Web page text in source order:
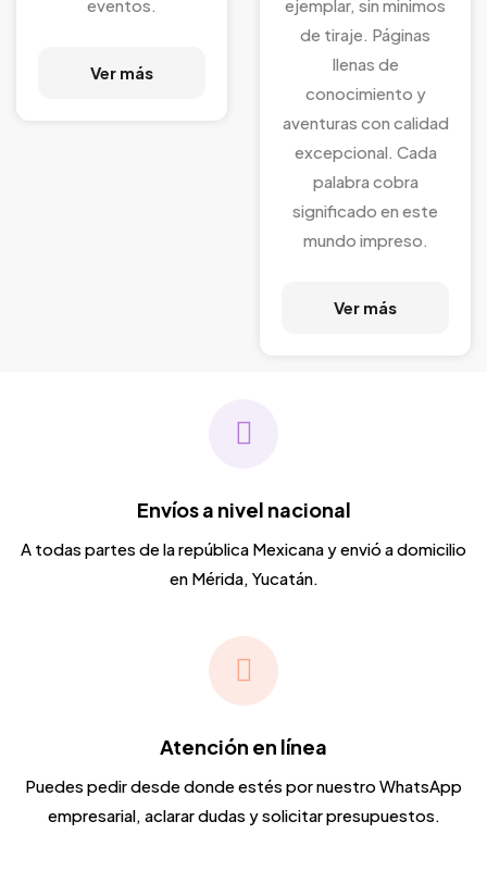
eventos.
Ver más
ejemplar, sin minimos
de tiraje. Páginas
llenas de
conocimiento y
aventuras con calidad
excepcional. Cada
palabra cobra
significado en este
mundo impreso.
Ver más
Envíos a nivel nacional
A todas partes de la república Mexicana y envió a domicilio
en Mérida, Yucatán.
Atención en línea
Puedes pedir desde donde estés por nuestro WhatsApp
empresarial, aclarar dudas y solicitar presupuestos.